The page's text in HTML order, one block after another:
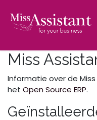
Miss
Informatie over de
het Open Source ERP.